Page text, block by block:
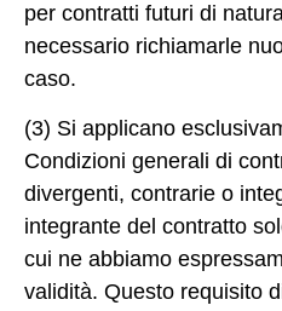
per contratti futuri di
necessario richiamarle
caso.
(3) Si applicano
Condizioni generali di
divergenti, contrarie o
integrante del contratto
cui ne abbiamo
validità. Questo requisito